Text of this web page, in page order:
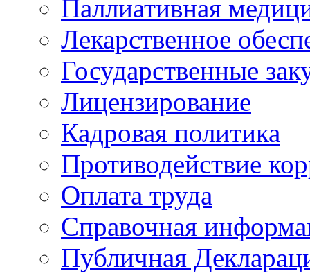
Паллиативная
Лекарственное
Государственные
Лицензирование
Кадровая политика
Противодействие
Оплата труда
Справочная
Публичная